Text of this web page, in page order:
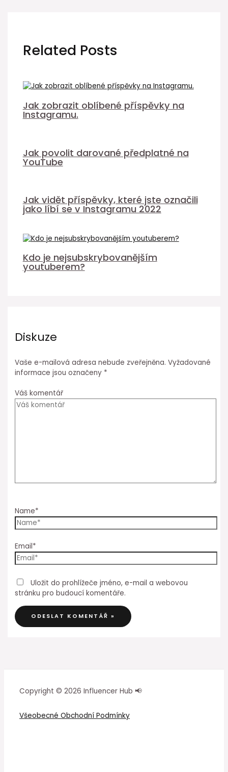
Related Posts
Jak zobrazit oblíbené příspěvky na
Instagramu.
Jak povolit darované předplatné na
YouTube
Jak vidět příspěvky, které jste označili
jako líbí se v Instagramu 2022
Kdo je nejsubskrybovanějším
youtuberem?
Diskuze
Vaše e-mailová adresa nebude zveřejněna. Vyžadované
informace jsou označeny *
Váš komentář
Name*
Email*
Uložit do prohlížeče jméno, e-mail a webovou
stránku pro budoucí komentáře.
Copyright © 2026 Influencer Hub 📢
Všeobecné Obchodní Podmínky